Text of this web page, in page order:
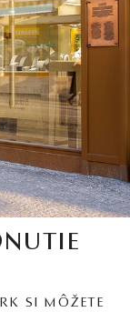
SI MÔŽETE